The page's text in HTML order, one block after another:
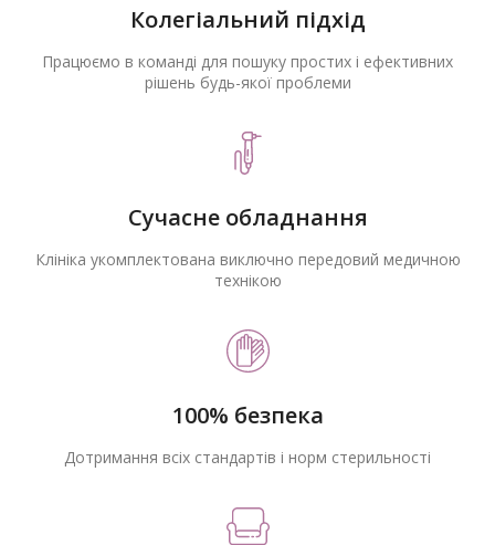
Колегіальний підхід
Працюємо в команді для пошуку простих і ефективних
рішень будь-якої проблеми
Сучасне обладнання
Клініка укомплектована виключно передовий медичною
технікою
100% безпека
Дотримання всіх стандартів і норм стерильності